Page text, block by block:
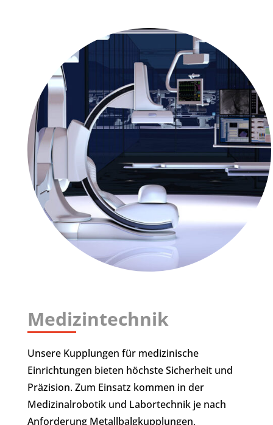
Medizintechnik
Unsere Kupplungen für medizinische
Einrichtungen bieten höchste Sicherheit und
Präzision. Zum Einsatz kommen in der
Medizinalrobotik und Labortechnik je nach
Anforderung Metallbalgkupplungen,